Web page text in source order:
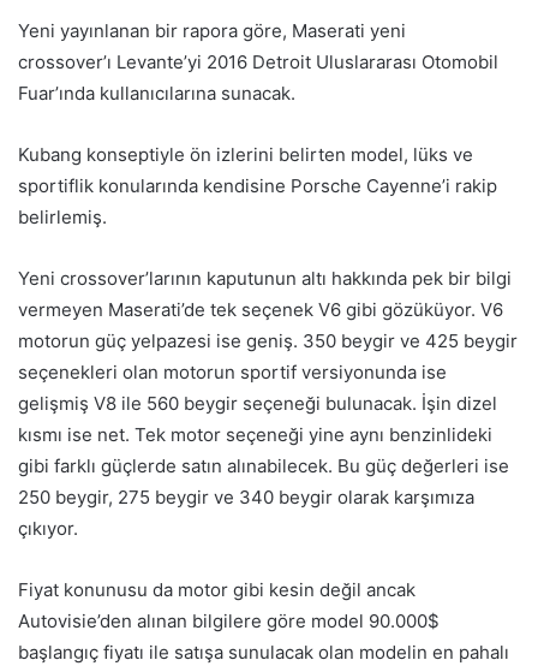
Yeni yayınlanan bir rapora göre, Maserati yeni
crossover’ı Levante’yi 2016 Detroit Uluslararası Otomobil
Fuar’ında kullanıcılarına sunacak.
Kubang konseptiyle ön izlerini belirten model, lüks ve
sportiflik konularında kendisine Porsche Cayenne’i rakip
belirlemiş.
Yeni crossover’larının kaputunun altı hakkında pek bir bilgi
vermeyen Maserati’de tek seçenek V6 gibi gözüküyor. V6
motorun güç yelpazesi ise geniş. 350 beygir ve 425 beygir
seçenekleri olan motorun sportif versiyonunda ise
gelişmiş V8 ile 560 beygir seçeneği bulunacak. İşin dizel
kısmı ise net. Tek motor seçeneği yine aynı benzinlideki
gibi farklı güçlerde satın alınabilecek. Bu güç değerleri ise
250 beygir, 275 beygir ve 340 beygir olarak karşımıza
çıkıyor.
Fiyat konunusu da motor gibi kesin değil ancak
Autovisie’den alınan bilgilere göre model 90.000$
başlangıç fiyatı ile satışa sunulacak olan modelin en pahalı